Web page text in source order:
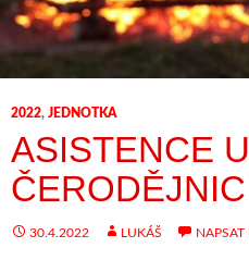
2022, JEDNOTKA
ASISTENCE
ČERODĚJNIC
30.4.2022 LUKÁŠ NAPSAT